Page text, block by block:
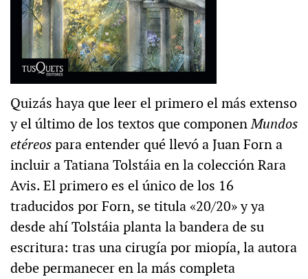
Quizás haya que leer el primero el más extenso
y el último de los textos que componenMundos
etéreospara entender qué llevó a Juan Forn a
incluir a Tatiana Tolstáia en la colección Rara
Avis. El primero es el único de los 16
traducidos por Forn, se titula «20/20» y ya
desde ahí Tolstáia planta la bandera de su
escritura: tras una cirugía por miopía, la autora
debe permanecer en la más completa